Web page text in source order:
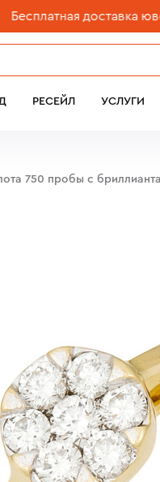
доставка
РЕСЕЙЛ УСЛУГИ
750 пробы с